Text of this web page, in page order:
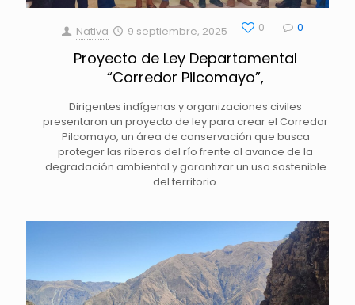
Nativa 9 septiembre, 2025 0 0
Proyecto de Ley Departamental
“Corredor Pilcomayo”,
Dirigentes indígenas y organizaciones civiles
presentaron un proyecto de ley para crear el Corredor
Pilcomayo, un área de conservación que busca
proteger las riberas del río frente al avance de la
degradación ambiental y garantizar un uso sostenible
del territorio.